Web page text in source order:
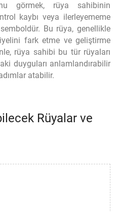
görmek, rüya sahibinin
kaybı veya ilerleyememe
Bu rüya, genellikle
fark etme ve geliştirme
rüya sahibi bu tür rüyaları
duyguları anlamlandırabilir
atabilir.
Rüyalar ve